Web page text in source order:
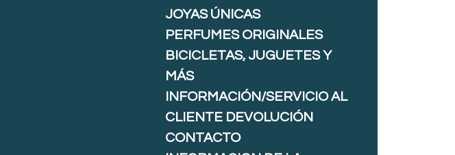
JOYAS ÚNICAS
PERFUMES ORIGINALES
BICICLETAS, JUGUETES Y
MÁS
INFORMACIÓN/SERVICIO AL
CLIENTE DEVOLUCIÓN
CONTACTO